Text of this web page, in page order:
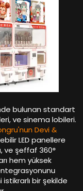
bulunan standart
ve sinema lobileri.
Devi &
LED panellere
ve şeffaf 360°
hem yüksek
bir şekilde